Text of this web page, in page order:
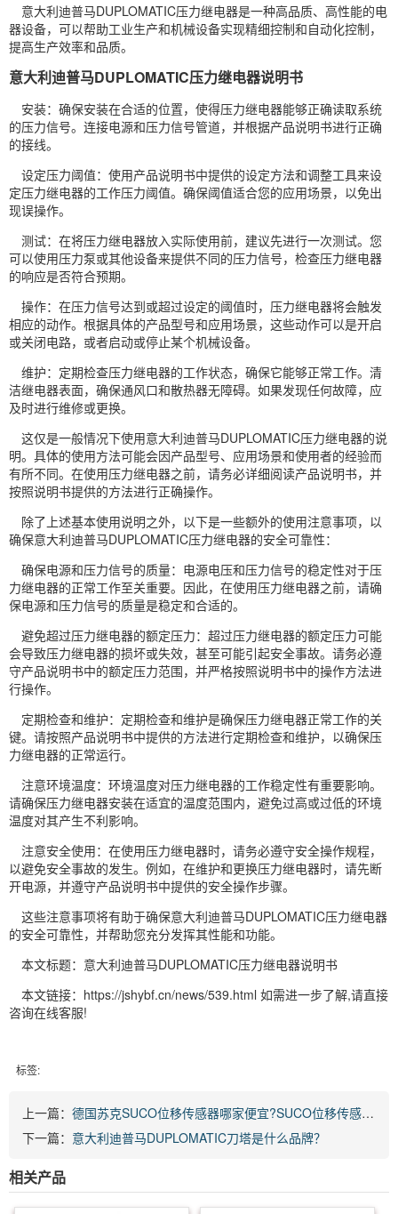
意大利迪普马DUPLOMATIC压力继电器是一种高品质、高性能的电
器设备，可以帮助工业生产和机械设备实现精细控制和自动化控制，
提高生产效率和品质。
意大利迪普马DUPLOMATIC压力继电器说明书
安装：确保安装在合适的位置，使得压力继电器能够正确读取系统
的压力信号。连接电源和压力信号管道，并根据产品说明书进行正确
的接线。
设定压力阈值：使用产品说明书中提供的设定方法和调整工具来设
定压力继电器的工作压力阈值。确保阈值适合您的应用场景，以免出
现误操作。
测试：在将压力继电器放入实际使用前，建议先进行一次测试。您
可以使用压力泵或其他设备来提供不同的压力信号，检查压力继电器
的响应是否符合预期。
操作：在压力信号达到或超过设定的阈值时，压力继电器将会触发
相应的动作。根据具体的产品型号和应用场景，这些动作可以是开启
或关闭电路，或者启动或停止某个机械设备。
维护：定期检查压力继电器的工作状态，确保它能够正常工作。清
洁继电器表面，确保通风口和散热器无障碍。如果发现任何故障，应
及时进行维修或更换。
这仅是一般情况下使用意大利迪普马DUPLOMATIC压力继电器的说
明。具体的使用方法可能会因产品型号、应用场景和使用者的经验而
有所不同。在使用压力继电器之前，请务必详细阅读产品说明书，并
按照说明书提供的方法进行正确操作。
除了上述基本使用说明之外，以下是一些额外的使用注意事项，以
确保意大利迪普马DUPLOMATIC压力继电器的安全可靠性：
确保电源和压力信号的质量：电源电压和压力信号的稳定性对于压
力继电器的正常工作至关重要。因此，在使用压力继电器之前，请确
保电源和压力信号的质量是稳定和合适的。
避免超过压力继电器的额定压力：超过压力继电器的额定压力可能
会导致压力继电器的损坏或失效，甚至可能引起安全事故。请务必遵
守产品说明书中的额定压力范围，并严格按照说明书中的操作方法进
行操作。
定期检查和维护：定期检查和维护是确保压力继电器正常工作的关
键。请按照产品说明书中提供的方法进行定期检查和维护，以确保压
力继电器的正常运行。
注意环境温度：环境温度对压力继电器的工作稳定性有重要影响。
请确保压力继电器安装在适宜的温度范围内，避免过高或过低的环境
温度对其产生不利影响。
注意安全使用：在使用压力继电器时，请务必遵守安全操作规程，
以避免安全事故的发生。例如，在维护和更换压力继电器时，请先断
开电源，并遵守产品说明书中提供的安全操作步骤。
这些注意事项将有助于确保意大利迪普马DUPLOMATIC压力继电器
的安全可靠性，并帮助您充分发挥其性能和功能。
本文标题：意大利迪普马DUPLOMATIC压力继电器说明书
本文链接：https://jshybf.cn/news/539.html 如需进一步了解,请直接
咨询在线客服!
标签:
上一篇： 德国苏克SUCO位移传感器哪家便宜?SUCO位移传感器工作原理。
下一篇： 意大利迪普马DUPLOMATIC刀塔是什么品牌？
相关产品